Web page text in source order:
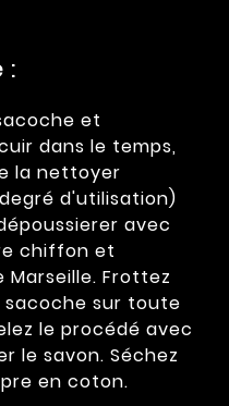
:
et
dans le temps,
la nettoyer
d'utilisation)
avec
chiffon et
Frottez
sur toute
le procédé avec
le savon. Séchez
en coton.